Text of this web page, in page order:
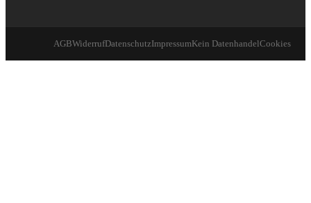
AGBWiderrufDatenschutzImpressumKein DatenhandelCookies